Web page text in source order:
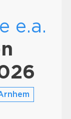
e.a.